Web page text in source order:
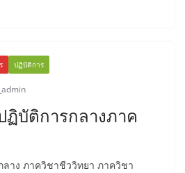
ปฏิบัติการ
ฏิบัติการกลางภาค
าง ภาควิชาชีววิทยา ภาควิชา